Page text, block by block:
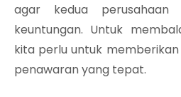
agar kedua perusahaan
keuntungan. Untuk
kita perlu untuk
penawaran yang tepat.